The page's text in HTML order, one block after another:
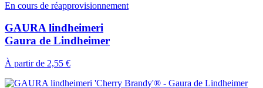
En cours de réapprovisionnement
GAURA lindheimeri
Gaura de Lindheimer
À partir de 2,55 €